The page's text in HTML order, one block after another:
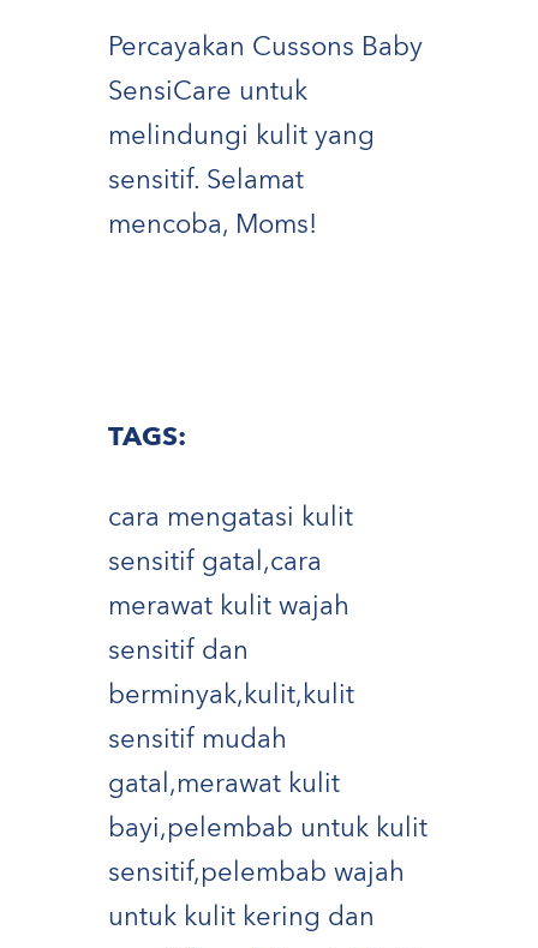
Percayakan Cussons Baby
SensiCare untuk
melindungi kulit yang
sensitif. Selamat
mencoba, Moms!
TAGS:
cara mengatasi kulit
sensitif gatal ,cara
merawat kulit wajah
sensitif dan
berminyak, kulit, kulit
sensitif mudah
gatal ,merawat kulit
bayi,pelembab untuk kulit
sensitif,pelembab wajah
untuk kulit kering dan